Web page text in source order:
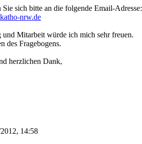
sich bitte an die folgende Email-Adresse:
nrw.de
Mitarbeit würde ich mich sehr freuen.
des Fragebogens.
herzlichen Dank,
14:58